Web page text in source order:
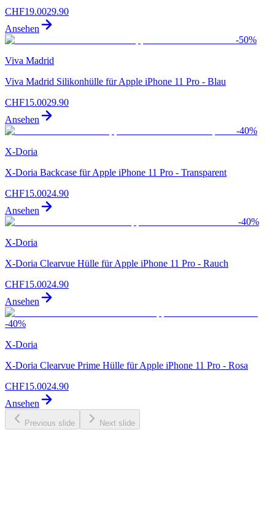
CHF19.0029.90
Ansehen
-50%
Viva Madrid
Viva Madrid Silikonhülle für Apple iPhone 11 Pro - Blau
CHF15.0029.90
Ansehen
-40%
X-Doria
X-Doria Backcase für Apple iPhone 11 Pro - Transparent
CHF15.0024.90
Ansehen
-40%
X-Doria
X-Doria Clearvue Hülle für Apple iPhone 11 Pro - Rauch
CHF15.0024.90
Ansehen
-40%
X-Doria
X-Doria Clearvue Prime Hülle für Apple iPhone 11 Pro - Rosa
CHF15.0024.90
Ansehen
Previous slide Next slide